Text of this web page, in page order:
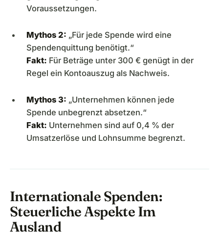
Voraussetzungen.
Mythos 2: „Für jede Spende wird eine
Spendenquittung benötigt.“
Fakt: Für Beträge unter 300 € genügt in der
Regel ein Kontoauszug als Nachweis.
Mythos 3: „Unternehmen können jede
Spende unbegrenzt absetzen.“
Fakt: Unternehmen sind auf 0,4 % der
Umsatzerlöse und Lohnsumme begrenzt.
Internationale Spenden:
Steuerliche Aspekte Im
Ausland